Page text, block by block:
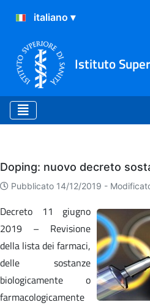
Istituto
Eventi
Doping: nuovo decreto
Pubblicato 14/12/2019 -
Decreto 11 giugno
2019 – Revisione
della lista dei farmaci,
delle sostanze
biologicamente o
farmacologicamente